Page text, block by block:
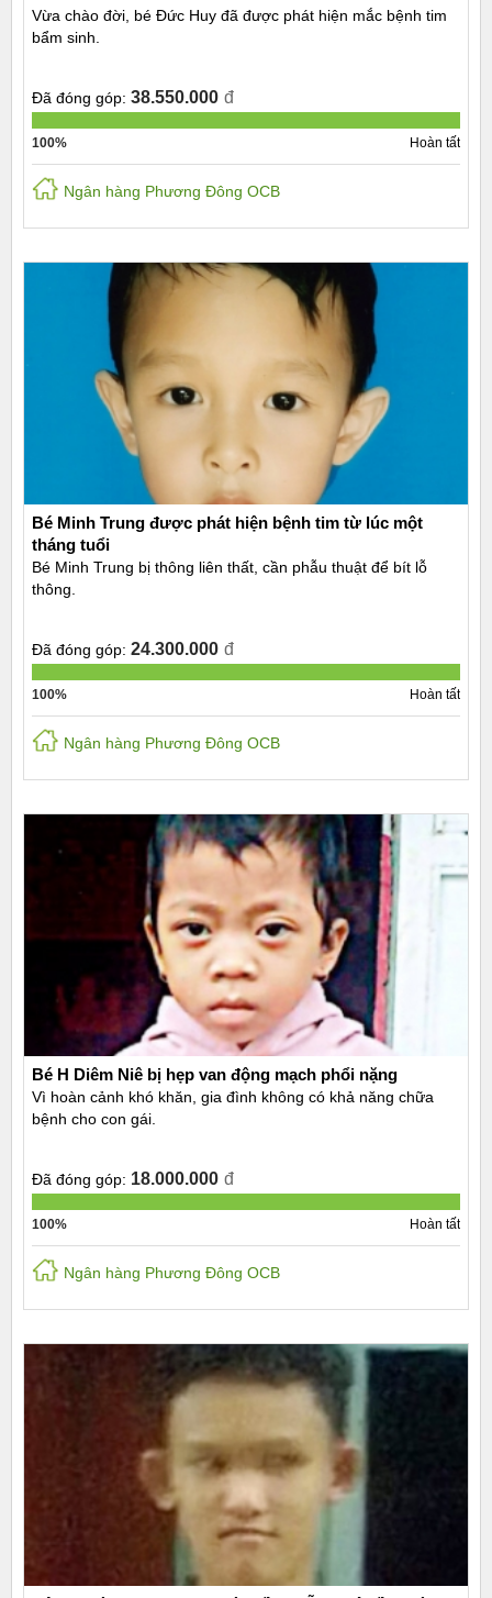
Vừa chào đời, bé Đức Huy đã được phát hiện mắc bệnh tim
bẩm sinh.
Đã đóng góp: 38.550.000 đ
100% Hoàn tất
Ngân hàng Phương Đông OCB
Bé Minh Trung được phát hiện bệnh tim từ lúc một
tháng tuổi
Bé Minh Trung bị thông liên thất, cần phẫu thuật để bít lỗ
thông.
Đã đóng góp: 24.300.000 đ
100% Hoàn tất
Ngân hàng Phương Đông OCB
Bé H Diêm Niê bị hẹp van động mạch phổi nặng
Vì hoàn cảnh khó khăn, gia đình không có khả năng chữa
bệnh cho con gái.
Đã đóng góp: 18.000.000 đ
100% Hoàn tất
Ngân hàng Phương Đông OCB